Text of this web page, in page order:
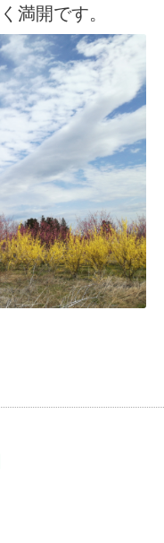
満開です。